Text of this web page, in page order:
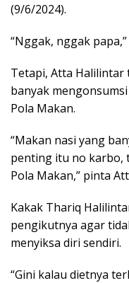
(9/6/2024).
“Nggak, nggak
Tetapi, Atta Halilintar
banyak
Pola Makan.
“Makan nasi yang
penting itu no karbo,
Pola Makan,” pinta
Kakak Thariq
pengikutnya agar
menyiksa diri sendiri.
“Gini kalau dietnya